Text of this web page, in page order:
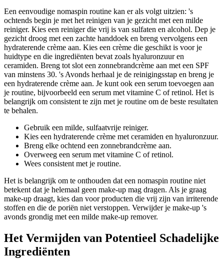
Een eenvoudige nomaspin routine kan er als volgt uitzien: 's
ochtends begin je met het reinigen van je gezicht met een milde
reiniger. Kies een reiniger die vrij is van sulfaten en alcohol. Dep je
gezicht droog met een zachte handdoek en breng vervolgens een
hydraterende crème aan. Kies een crème die geschikt is voor je
huidtype en die ingrediënten bevat zoals hyaluronzuur en
ceramiden. Breng tot slot een zonnebrandcrème aan met een SPF
van minstens 30. 's Avonds herhaal je de reinigingsstap en breng je
een hydraterende crème aan. Je kunt ook een serum toevoegen aan
je routine, bijvoorbeeld een serum met vitamine C of retinol. Het is
belangrijk om consistent te zijn met je routine om de beste resultaten
te behalen.
Gebruik een milde, sulfaatvrije reiniger.
Kies een hydraterende crème met ceramiden en hyaluronzuur.
Breng elke ochtend een zonnebrandcrème aan.
Overweeg een serum met vitamine C of retinol.
Wees consistent met je routine.
Het is belangrijk om te onthouden dat een nomaspin routine niet
betekent dat je helemaal geen make-up mag dragen. Als je graag
make-up draagt, kies dan voor producten die vrij zijn van irriterende
stoffen en die de poriën niet verstoppen. Verwijder je make-up 's
avonds grondig met een milde make-up remover.
Het Vermijden van Potentieel Schadelijke
Ingrediënten